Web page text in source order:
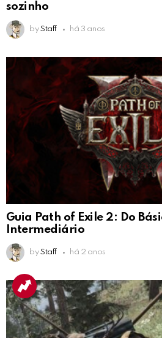
sozinho
by Staff há 3 anos
Guia Path of Exile 2: Do
Intermediário
by Staff há 2 anos